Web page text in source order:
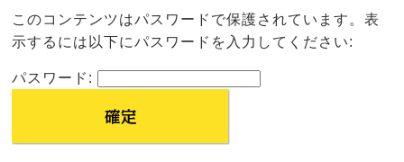
このコンテンツはパスワードで保護されています。表
示するには以下にパスワードを入力してください:
パスワード: